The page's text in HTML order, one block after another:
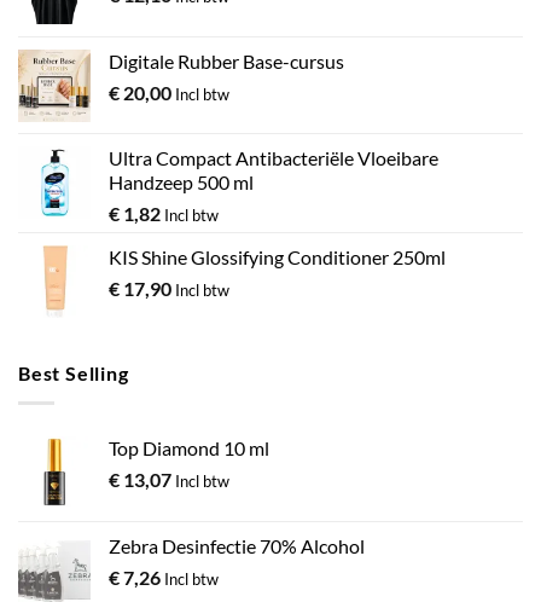
Digitale Rubber Base-cursus
€ 20,00 Incl btw
Ultra Compact Antibacteriële Vloeibare
Handzeep 500 ml
€ 1,82 Incl btw
KIS Shine Glossifying Conditioner 250ml
€ 17,90 Incl btw
Best Selling
Top Diamond 10 ml
€ 13,07 Incl btw
Zebra Desinfectie 70% Alcohol
€7,26 Incl btw